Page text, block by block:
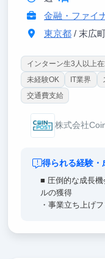
金融・ファイ
東京都/ 末広
インターン生3人以上
未経験OK
IT業界
交通費支給
株式会社
得られる経験・
■ 圧倒的な成長
ルの獲得
・事業立ち上げ